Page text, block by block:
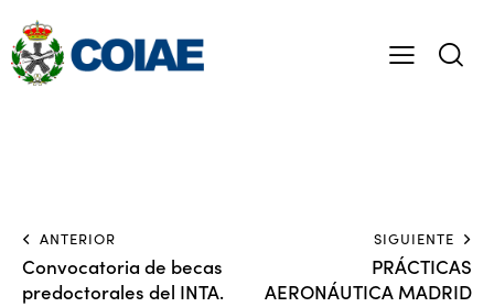
ANTERIOR
Convocatoria de becas
predoctorales del INTA.
SIGUIENTE
PRÁCTICAS
AERONÁUTICA MADRID